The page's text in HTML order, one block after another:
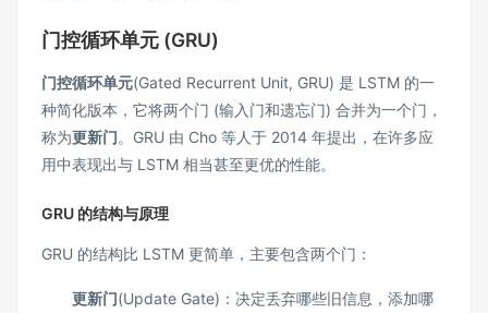
门控循环单元 (GRU)
门控循环单元(Gated Recurrent Unit, GRU) 是 LSTM 的一
种简化版本，它将两个门 (输入门和遗忘门) 合并为一个门，
称为更新门​。GRU 由 Cho 等人于 2014 年提出，在许多应
用中表现出与 LSTM 相当甚至更优的性能​。
GRU 的结构与原理
GRU 的结构比 LSTM 更简单，主要包含两个门：
更新门(Update Gate)：决定丢弃哪些旧信息，添加哪